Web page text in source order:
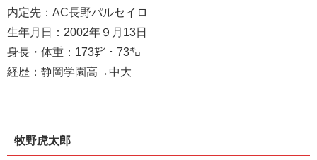
内定先：AC長野パルセイロ
生年月日：2002年９月13日
身長・体重：173㌢・73㌔
経歴：静岡学園高→中大
牧野虎太郎